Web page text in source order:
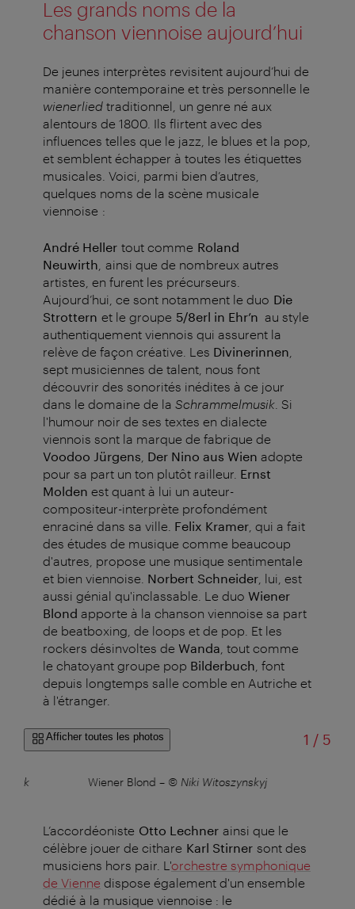
Les grands noms de la
chanson viennoise aujourd’hui
De jeunes interprètes revisitent aujourd’hui de
manière contemporaine et très personnelle le
wienerlied traditionnel, un genre né aux
alentours de 1800. Ils flirtent avec des
influences telles que le jazz, le blues et la pop,
et semblent échapper à toutes les étiquettes
musicales. Voici, parmi bien d’autres,
quelques noms de la scène musicale
viennoise :
André Heller tout comme Roland
Neuwirth , ainsi que de nombreux autres
artistes, en furent les précurseurs.
Aujourd’hui, ce sont notamment le duo Die
Strottern et le groupe 5/8erl in Ehr’n au style
authentiquement viennois qui assurent la
relève de façon créative. Les Divinerinnen
sept musiciennes de talent, nous font
découvrir des sonorités inédites à ce jour
dans le domaine de la Schrammelmusik . Si
l'humour noir de ses textes en dialecte
viennois sont la marque de fabrique de
Voodoo Jürgens Der Nino aus Wien adopte
pour sa part un ton plutôt railleur. Ernst
Molden est quant à lui un auteur-
compositeur-interprète profondément
enraciné dans sa ville. Felix Kramer , qui a fait
des études de musique comme beaucoup
d'autres, propose une musique sentimentale
et bien viennoise. Norbert Schneider , lui, est
aussi génial qu'inclassable. Le duo Wiener
Blond apporte à la chanson viennoise sa part
de beatboxing, de loops et de pop. Et les
rockers désinvoltes de Wanda , tout comme
le chatoyant groupe pop Bilderbuch , font
depuis longtemps salle comble en Autriche et
à l'étranger.
Afficher toutes les photos 1 /sur
5
Wiener Blond – © Niki Witoszynskyj
L’accordéoniste Otto Lechner ainsi que le
célèbre jouer de cithare Karl Stirner sont des
musiciens hors pair. L'orchestre symphonique
de Vienne dispose également d'un ensemble
dédié à la musique viennoise : le